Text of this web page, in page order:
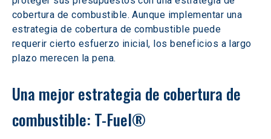
cobertura de combustible. Aunque implementar una
estrategia de cobertura de combustible puede
requerir cierto esfuerzo inicial, los beneficios a largo
plazo merecen la pena.
Una mejor estrategia de cobertura de
combustible: T-Fuel®